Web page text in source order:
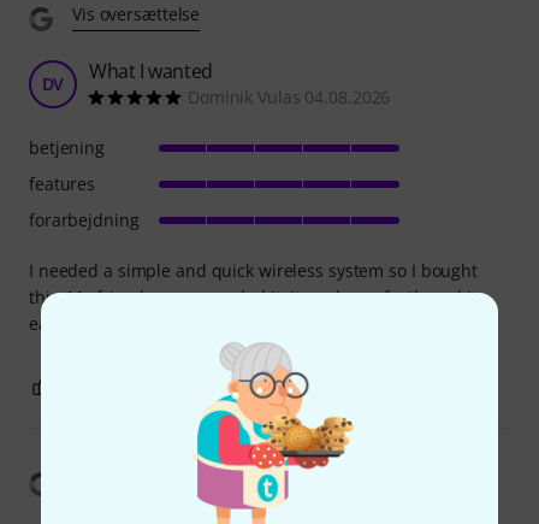
Vis oversættelse
DV What I wanted
Dominik Vulas 04.08.2026
I needed a simple and quick wireless system so I bought
this. My friend recommended it. It works perfectly and is
easy to use. Exactly what I wanted
betjening
features
forarbejdning
ANMELD BEDØMMELSE